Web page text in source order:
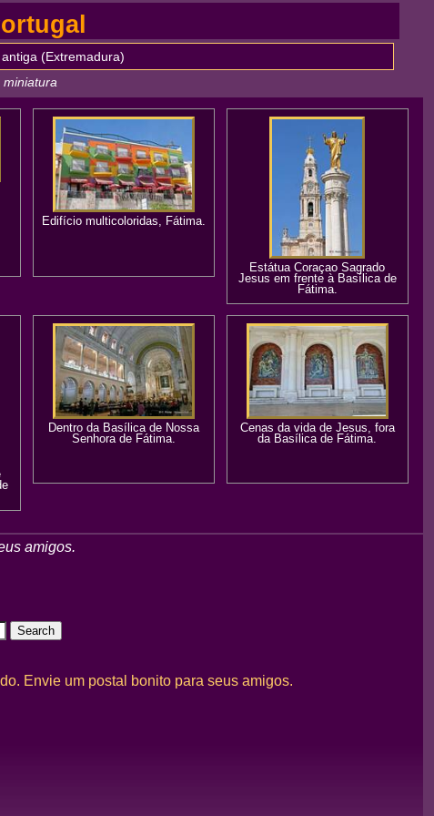
(Extremadura)
miniatura
Edifício multicoloridas, Fátima.
Estátua Coraçao Sagrado
Jesus em frente à Basílica de
Fátima.
Dentro da Basílica de Nossa
Senhora de Fátima.
Cenas da vida de Jesus, fora
da Basílica de Fátima.
amigos.
Envie um postal bonito para seus amigos.